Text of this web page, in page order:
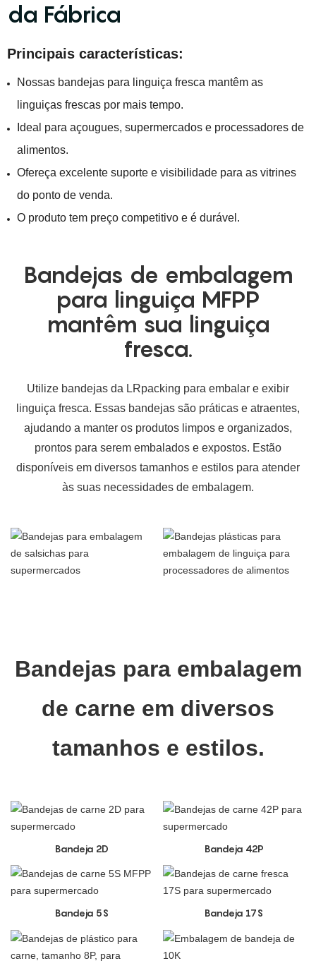
da Fábrica
Principais características:
Nossas bandejas para linguiça fresca mantêm as
linguiças frescas por mais tempo.
Ideal para açougues, supermercados e processadores de
alimentos.
Ofereça excelente suporte e visibilidade para as vitrines
do ponto de venda.
O produto tem preço competitivo e é durável.
Bandejas de embalagem
para linguiça MFPP
mantêm sua linguiça
fresca.
Utilize bandejas da LRpacking para embalar e exibir
linguiça fresca. Essas bandejas são práticas e atraentes,
ajudando a manter os produtos limpos e organizados,
prontos para serem embalados e expostos. Estão
disponíveis em diversos tamanhos e estilos para atender
às suas necessidades de embalagem.
Bandejas para embalagem
de carne em diversos
tamanhos e estilos.
Bandeja 2D Bandeja 42P
Bandeja 5S Bandeja 17S